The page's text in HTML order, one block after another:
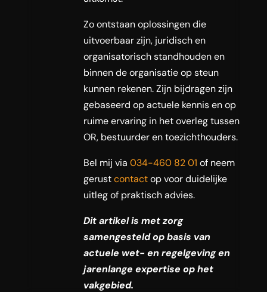
Zo ontstaan oplossingen die
uitvoerbaar zijn, juridisch en
organisatorisch standhouden en
binnen de organisatie op steun
kunnen rekenen. Zijn bijdragen zijn
gebaseerd op actuele kennis en op
ruime ervaring in het overleg tussen
OR, bestuurder en toezichthouders.
Bel mij via 034-460 82 01 of neem
gerustcontactop voor duidelijke
uitleg of praktisch advies.
Dit artikel is met zorg
samengesteld op basis van
actuele wet- en regelgeving en
jarenlange expertise op het
vakgebied.